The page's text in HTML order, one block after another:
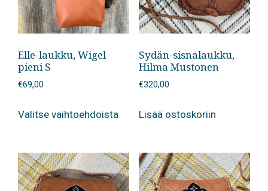
Elle-laukku, Wigel
pieni S
€69,00
Valitse vaihtoehdoistatuotteella
useampi
muunnelma.
Voit
Sydän-sisnalaukku,
Hilma Mustonen
€320,00
Lisää ostoskoriin